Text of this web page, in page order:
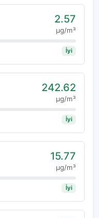
2.57
μg/m³
İyi
242.62
μg/m³
İyi
15.77
μg/m³
İyi